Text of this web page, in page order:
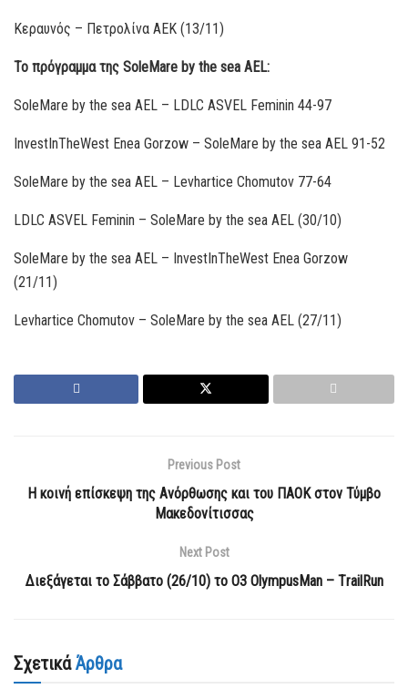
Κεραυνός – Πετρολίνα ΑΕΚ (13/11)
Το πρόγραμμα της SoleMare by the sea AEL:
SoleMare by the sea AEL – LDLC ASVEL Feminin 44-97
InvestInTheWest Enea Gorzow – SoleMare by the sea AEL 91-52
SoleMare by the sea AEL – Levhartice Chomutov 77-64
LDLC ASVEL Feminin – SoleMare by the sea AEL (30/10)
SoleMare by the sea AEL – InvestInTheWest Enea Gorzow
(21/11)
Levhartice Chomutov – SoleMare by the sea AEL (27/11)
Previous Post
H κοινή επίσκεψη της Ανόρθωσης και του ΠΑΟΚ στον Τύμβο
Μακεδονίτισσας
Next Post
Διεξάγεται το Σάββατο (26/10) το O3 OlympusMan – ΤrailRun
ΣχετικάΆρθρα